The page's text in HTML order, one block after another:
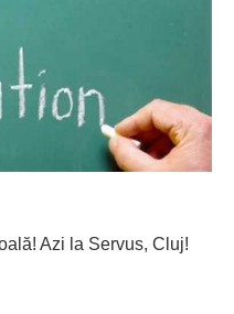
Azi la Servus, Cluj!